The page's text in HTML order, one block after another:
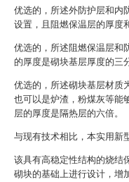
优选的，所述外防护层和内
设置，且阻燃保温层的厚度
优选的，所述阻燃保温层和
的厚度是砌块基层厚度的三
优选的，所述砌块基层材质
也可以是炉渣，粉煤灰等能
层的厚度是隔热层的六倍。
与现有技术相比，本实用新
该具有高稳定性结构的烧结
砌块的基础上进行设计，增